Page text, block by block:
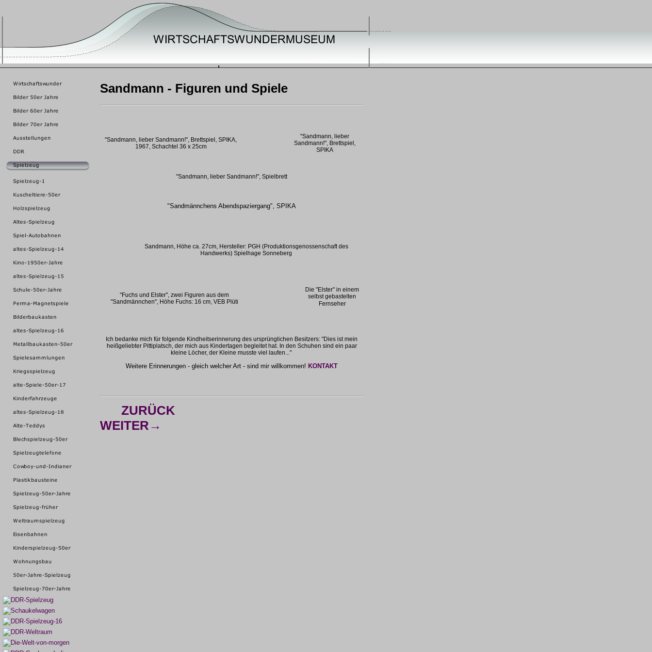
Sandmann - Figuren und Spiele
"Sandmann, lieber Sandmann!", Brettspiel, SPIKA,
1967, Schachtel 36 x 25cm
"Sandmann, lieber
Sandmann!", Brettspiel,
SPIKA
"Sandmann, lieber Sandmann!", Spielbrett
"Sandmännchens Abendspaziergang", SPIKA
Sandmann, Höhe ca. 27cm, Hersteller: PGH (Produktionsgenossenschaft des
Handwerks) Spielhage Sonneberg
"Fuchs und Elster", zwei Figuren aus dem
"Sandmännchen", Höhe Fuchs: 16 cm, VEB Plüti
Die "Elster" in einem
selbst gebastelten
Fernseher
Ich bedanke mich für folgende Kindheitserinnerung des ursprünglichen Besitzers: "Dies ist mein
heißgeliebter Pittiplatsch, der mich aus Kindertagen begleitet hat. In den Schuhen sind ein paar
kleine Löcher, der Kleine musste viel laufen..."
Weitere Erinnerungen - gleich welcher Art - sind mir willkommen! KONTAKT
ZURÜCK
WEITER→